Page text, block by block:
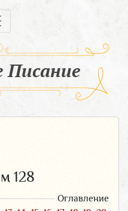
Писание
128
Оглавление